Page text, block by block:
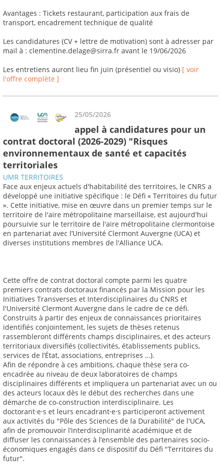
Avantages : Tickets restaurant, participation aux frais de
transport, encadrement technique de qualité
Les candidatures (CV + lettre de motivation) sont à adresser par
mail à : clementine.delage@sirra.fr avant le 19/06/2026
Les entretiens auront lieu fin juin (présentiel ou visio) [ voir
l'offre complète ]
25/05/2026
appel à candidatures pour un
contrat doctoral (2026-2029) "Risques
environnementaux de santé et capacités
territoriales
UMR TERRITOIRES
Face aux enjeux actuels d'habitabilité des territoires, le CNRS a
développé une initiative spécifique : le Défi « Territoires du futur
». Cette initiative, mise en œuvre dans un premier temps sur le
territoire de l'aire métropolitaine marseillaise, est aujourd'hui
poursuivie sur le territoire de l'aire métropolitaine clermontoise
en partenariat avec l’Université Clermont Auvergne (UCA) et
diverses institutions membres de l'Alliance UCA.
Cette offre de contrat doctoral compte parmi les quatre
premiers contrats doctoraux financés par la Mission pour les
Initiatives Transverses et Interdisciplinaires du CNRS et
l'Université Clermont Auvergne dans le cadre de ce défi.
Construits à partir des enjeux de connaissances prioritaires
identifiés conjointement, les sujets de thèses retenus
rassembleront différents champs disciplinaires, et des acteurs
territoriaux diversifiés (collectivités, établissements publics,
services de l’État, associations, entreprises …).
Afin de répondre à ces ambitions, chaque thèse sera co-
encadrée au niveau de deux laboratoires de champs
disciplinaires différents et impliquera un partenariat avec un ou
des acteurs locaux dès le début des recherches dans une
démarche de co-construction interdisciplinaire. Les
doctorant·e·s et leurs encadrant·e·s participeront activement
aux activités du "Pôle des Sciences de la Durabilité" de l'UCA,
afin de promouvoir l’interdisciplinarité académique et de
diffuser les connaissances à l’ensemble des partenaires socio-
économiques engagés dans ce dispositif du Défi "Territoires du
futur".